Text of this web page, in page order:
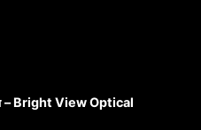
דעסטענאציע – Bright View Optical